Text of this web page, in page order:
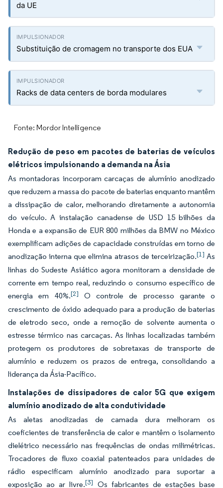
da UE
Substituição de cromagem no transporte dos EUA
Racks de data centers de borda modulares
Fonte: Mordor Intelligence
Redução de peso em pacotes de baterias de veículos
elétricos impulsionando a demanda na Ásia
As montadoras incorporam carcaças de alumínio anodizado
que reduzem a massa do pacote de baterias enquanto mantêm
a dissipação de calor, melhorando diretamente a autonomia
do veículo. A instalação canadense de USD 15 bilhões da
Honda e a expansão de EUR 800 milhões da BMW no México
exemplificam adições de capacidade construídas em torno de
anodização interna que elimina atrasos de terceirização.[1] As
linhas do Sudeste Asiático agora monitoram a densidade de
corrente em tempo real, reduzindo o consumo específico de
energia em 40%.[2] O controle de processo garante o
crescimento de óxido adequado para a produção de baterias
de eletrodo seco, onde a remoção de solvente aumenta o
estresse térmico nas carcaças. As linhas localizadas também
protegem os produtores de sobretaxas de transporte de
alumínio e reduzem os prazos de entrega, consolidando a
liderança da Ásia-Pacífico.
Instalações de dissipadores de calor 5G que exigem
alumínio anodizado de alta condutividade
As aletas anodizadas de camada dura melhoram os
coeficientes de transferência de calor e mantêm o isolamento
dielétrico necessário nas frequências de ondas milimétricas.
Trocadores de fluxo coaxial patenteados para unidades de
rádio especificam alumínio anodizado para suportar a
exposição ao ar livre.[3] Os fabricantes de estações base